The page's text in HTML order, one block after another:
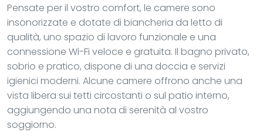
Pensate per il vostro comfort, le camere sono
insonorizzate e dotate di biancheria da letto di
qualità, uno spazio di lavoro funzionale e una
connessione Wi-Fi veloce e gratuita. Il bagno privato,
sobrio e pratico, dispone di una doccia e servizi
igienici moderni. Alcune camere offrono anche una
vista libera sui tetti circostanti o sul patio interno,
aggiungendo una nota di serenità al vostro
soggiorno.